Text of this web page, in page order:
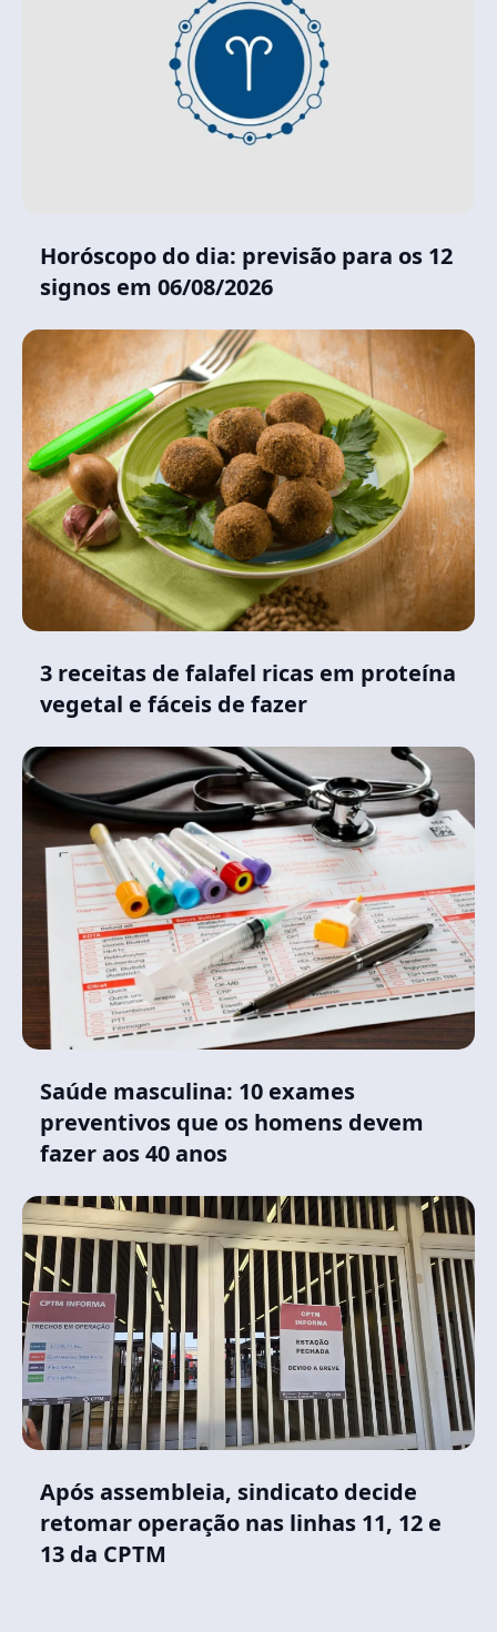
Horóscopo do dia: previsão para os 12
signos em 06/08/2026
3 receitas de falafel ricas em proteína
vegetal e fáceis de fazer
Saúde masculina: 10 exames
preventivos que os homens devem
fazer aos 40 anos
Após assembleia, sindicato decide
retomar operação nas linhas 11, 12 e
13 da CPTM